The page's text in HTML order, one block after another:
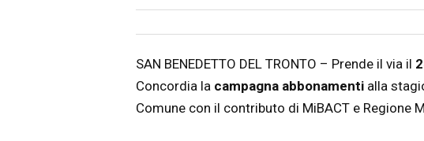
Articolo
Testo articolo principale
SAN BENEDETTO DEL TRONTO – Prende il via il
Concordia la campagna abbonamenti alla
Comune con il contributo di MiBACT e Regione